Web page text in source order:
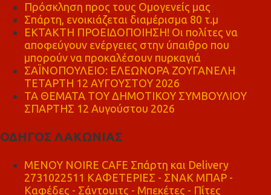
Πρόσκληση προς τους Ομογενείς μας
Σπάρτη, ενοικιάζεται διαμέρισμα 80 τ.μ
ΕΚΤΑΚΤΗ ΠΡΟΕΙΔΟΠΟΙΗΣΗ! Οι πολίτες να
αποφεύγουν ενέργειες στην ύπαιθρο που
μπορούν να προκαλέσουν πυρκαγιά
ΣΑΪΝΟΠΟΥΛΕΙΟ: ΕΛΕΩΝΟΡΑ ΖΟΥΓΑΝΕΛΗ
ΤΕΤΑΡΤΗ 12 ΑΥΓΟΥΣΤΟΥ 2026
ΤΑ ΘΕΜΑΤΑ ΤΟΥ ΔΗΜΟΤΙΚΟΥ ΣΥΜΒΟΥΛΙΟΥ
ΣΠΑΡΤΗΣ 12 Αυγούστου 2026
ΟΔΗΓΟΣ ΛΑΚΩΝΙΑΣ
MENOY NOIRE CAFE Σπάρτη και Delivery
2731022511 ΚΑΦΕΤΕΡΙΕΣ - ΣΝΑΚ ΜΠΑΡ -
Καφέδες - Σάντουιτς - Μπεκέτες - Πίτες